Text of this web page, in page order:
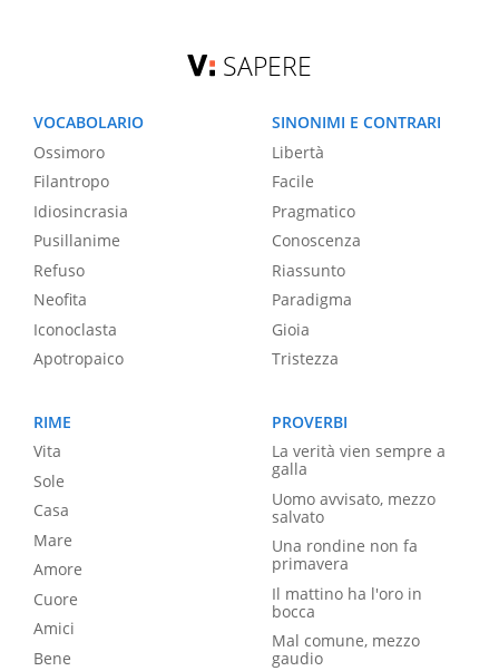
SAPERE
VOCABOLARIO
Ossimoro
Filantropo
Idiosincrasia
Pusillanime
Refuso
Neofita
Iconoclasta
Apotropaico
SINONIMI E CONTRARI
Libertà
Facile
Pragmatico
Conoscenza
Riassunto
Paradigma
Gioia
Tristezza
RIME
Vita
Sole
Casa
Mare
Amore
Cuore
Amici
Bene
PROVERBI
La verità vien sempre a
galla
Uomo avvisato, mezzo
salvato
Una rondine non fa
primavera
Il mattino ha l'oro in
bocca
Mal comune, mezzo
gaudio